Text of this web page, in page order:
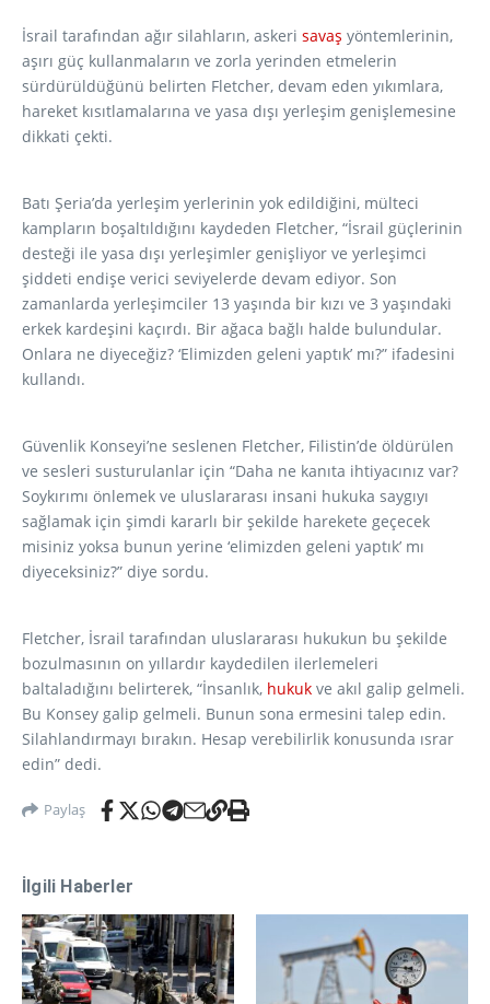
İsrail tarafından ağır silahların, askeri savaş yöntemlerinin,
aşırı güç kullanmaların ve zorla yerinden etmelerin
sürdürüldüğünü belirten Fletcher, devam eden yıkımlara,
hareket kısıtlamalarına ve yasa dışı yerleşim genişlemesine
dikkati çekti.
Batı Şeria’da yerleşim yerlerinin yok edildiğini, mülteci
kampların boşaltıldığını kaydeden Fletcher, “İsrail güçlerinin
desteği ile yasa dışı yerleşimler genişliyor ve yerleşimci
şiddeti endişe verici seviyelerde devam ediyor. Son
zamanlarda yerleşimciler 13 yaşında bir kızı ve 3 yaşındaki
erkek kardeşini kaçırdı. Bir ağaca bağlı halde bulundular.
Onlara ne diyeceğiz? ‘Elimizden geleni yaptık’ mı?” ifadesini
kullandı.
Güvenlik Konseyi’ne seslenen Fletcher, Filistin’de öldürülen
ve sesleri susturulanlar için “Daha ne kanıta ihtiyacınız var?
Soykırımı önlemek ve uluslararası insani hukuka saygıyı
sağlamak için şimdi kararlı bir şekilde harekete geçecek
misiniz yoksa bunun yerine ‘elimizden geleni yaptık’ mı
diyeceksiniz?” diye sordu.
Fletcher, İsrail tarafından uluslararası hukukun bu şekilde
bozulmasının on yıllardır kaydedilen ilerlemeleri
baltaladığını belirterek, “İnsanlık, hukuk ve akıl galip gelmeli.
Bu Konsey galip gelmeli. Bunun sona ermesini talep edin.
Silahlandırmayı bırakın. Hesap verebilirlik konusunda ısrar
edin” dedi.
Paylaş
İlgili Haberler